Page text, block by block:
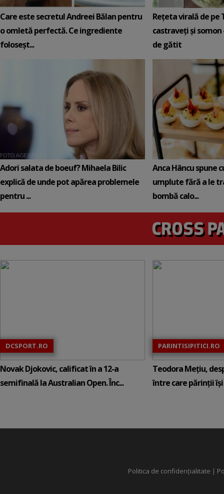
Care este secretul Andreei Bălan pentru
o omletă perfectă. Ce ingrediente
foloseșt...
Rețeta virală de pe
castraveți și somon
de gătit
Adori salata de boeuf? Mihaela Bilic
explică de unde pot apărea problemele
pentru ...
Anca Hâncu spune
umplute fără a le
bombă calo...
DCSPORT.RO
Novak Djokovic, calificat în a 12-a
semifinală la Australian Open. Înc...
PARINTISIPITICI.RO
Teodora Mețiu,
între care părinții își
Politica de confidențialitate |